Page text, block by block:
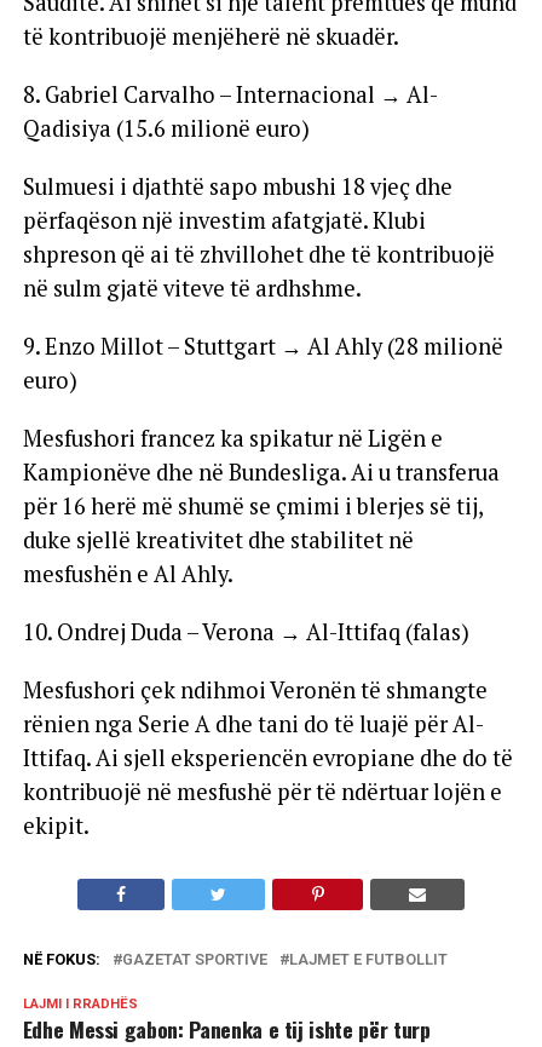
të kontribuojë menjëherë në skuadër.
8. Gabriel Carvalho – Internacional → Al-
Qadisiya (15.6 milionë euro)
Sulmuesi i djathtë sapo mbushi 18 vjeç dhe
përfaqëson një investim afatgjatë. Klubi
shpreson që ai të zhvillohet dhe të kontribuojë
në sulm gjatë viteve të ardhshme.
9. Enzo Millot – Stuttgart → Al Ahly (28 milionë
euro)
Mesfushori francez ka spikatur në Ligën e
Kampionëve dhe në Bundesliga. Ai u transferua
për 16 herë më shumë se çmimi i blerjes së tij,
duke sjellë kreativitet dhe stabilitet në
mesfushën e Al Ahly.
10. Ondrej Duda – Verona → Al-Ittifaq (falas)
Mesfushori çek ndihmoi Veronën të shmangte
rënien nga Serie A dhe tani do të luajë për Al-
Ittifaq. Ai sjell eksperiencën evropiane dhe do të
kontribuojë në mesfushë për të ndërtuar lojën e
ekipit.
NË FOKUS: GAZETAT SPORTIVE LAJMET E FUTBOLLIT
LAJMI I RRADHËS
Edhe Messi gabon: Panenka e tij ishte për turp